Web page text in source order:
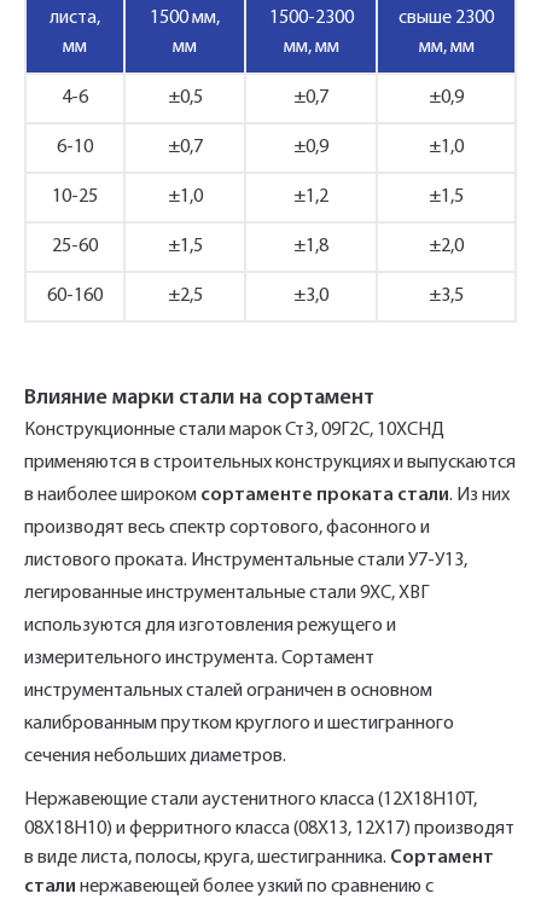
листа,
мм
1500 мм,
мм
1500-2300
мм, мм
свыше 2300
мм, мм
4-6 ±0,5 ±0,7 ±0,9
6-10 ±0,7 ±0,9 ±1,0
10-25 ±1,0 ±1,2 ±1,5
25-60 ±1,5 ±1,8 ±2,0
60-160 ±2,5 ±3,0 ±3,5
Влияние марки стали на сортамент
Конструкционные стали марок Ст3, 09Г2С, 10ХСНД
применяются в строительных конструкциях и выпускаются
в наиболее широком сортаменте проката стали. Из них
производят весь спектр сортового, фасонного и
листового проката. Инструментальные стали У7-У13,
легированные инструментальные стали 9ХС, ХВГ
используются для изготовления режущего и
измерительного инструмента. Сортамент
инструментальных сталей ограничен в основном
калиброванным прутком круглого и шестигранного
сечения небольших диаметров.
Нержавеющие стали аустенитного класса (12Х18Н10Т,
08Х18Н10) и ферритного класса (08Х13, 12Х17) производят
в виде листа, полосы, круга, шестигранника. Сортамент
стали нержавеющей более узкий по сравнению с